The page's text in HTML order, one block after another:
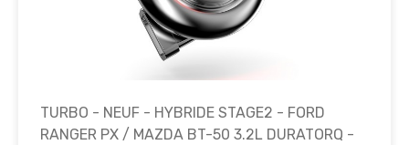
TURBO - NEUF - HYBRIDE STAGE2 - FORD
RANGER PX / MAZDA BT-50 3.2L DURATORQ -